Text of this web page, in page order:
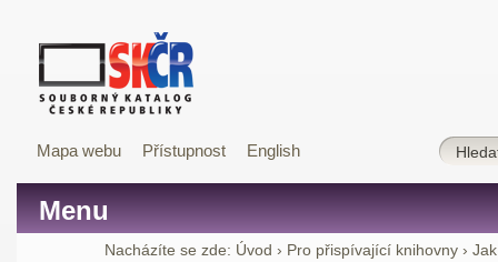
Mapa webu Přístupnost English
Menu
Nacházíte se zde: Úvod › Pro přispívající knihovny ›